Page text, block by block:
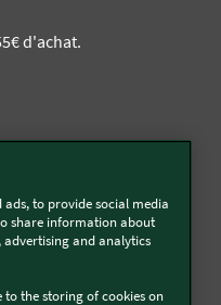
d'achat.
ads, to provide social media
share information about
and analytics
to the storing of cookies on